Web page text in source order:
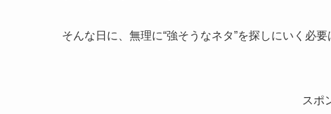
そんな日に、無理に“強そうなネタ”を探しにいく必
スポ